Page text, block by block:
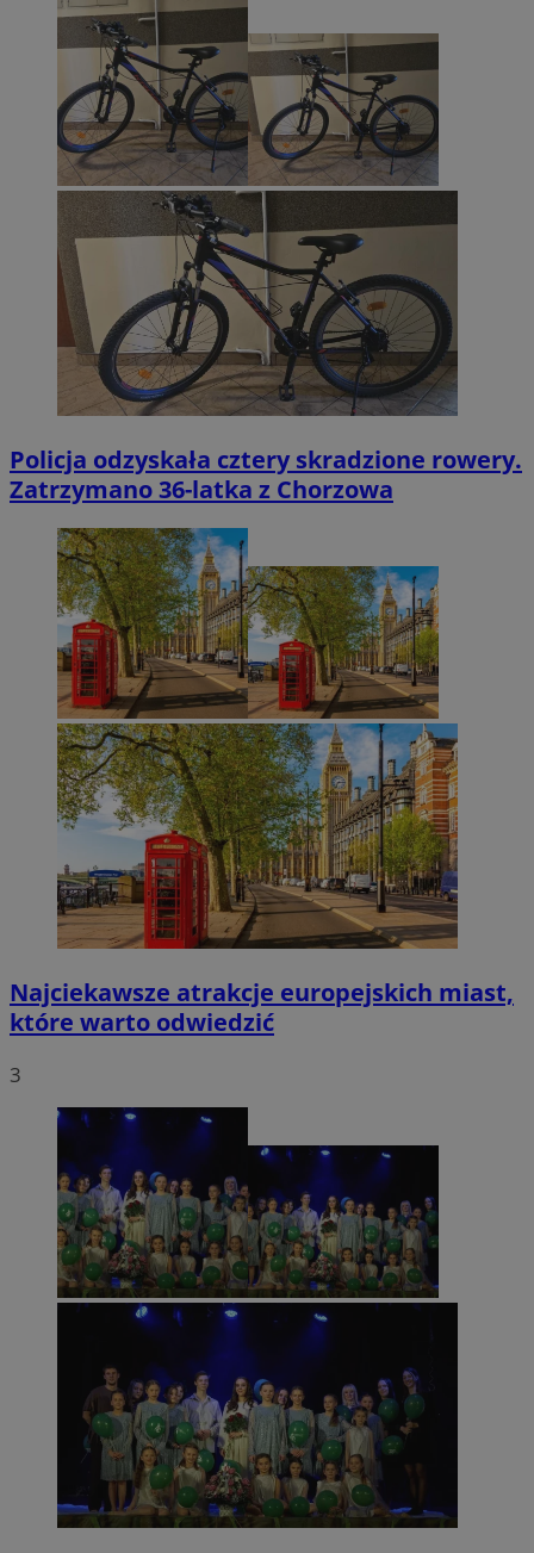
Policja odzyskała cztery skradzione rowery.
Zatrzymano 36-latka z Chorzowa
Najciekawsze atrakcje europejskich miast,
które warto odwiedzić
3